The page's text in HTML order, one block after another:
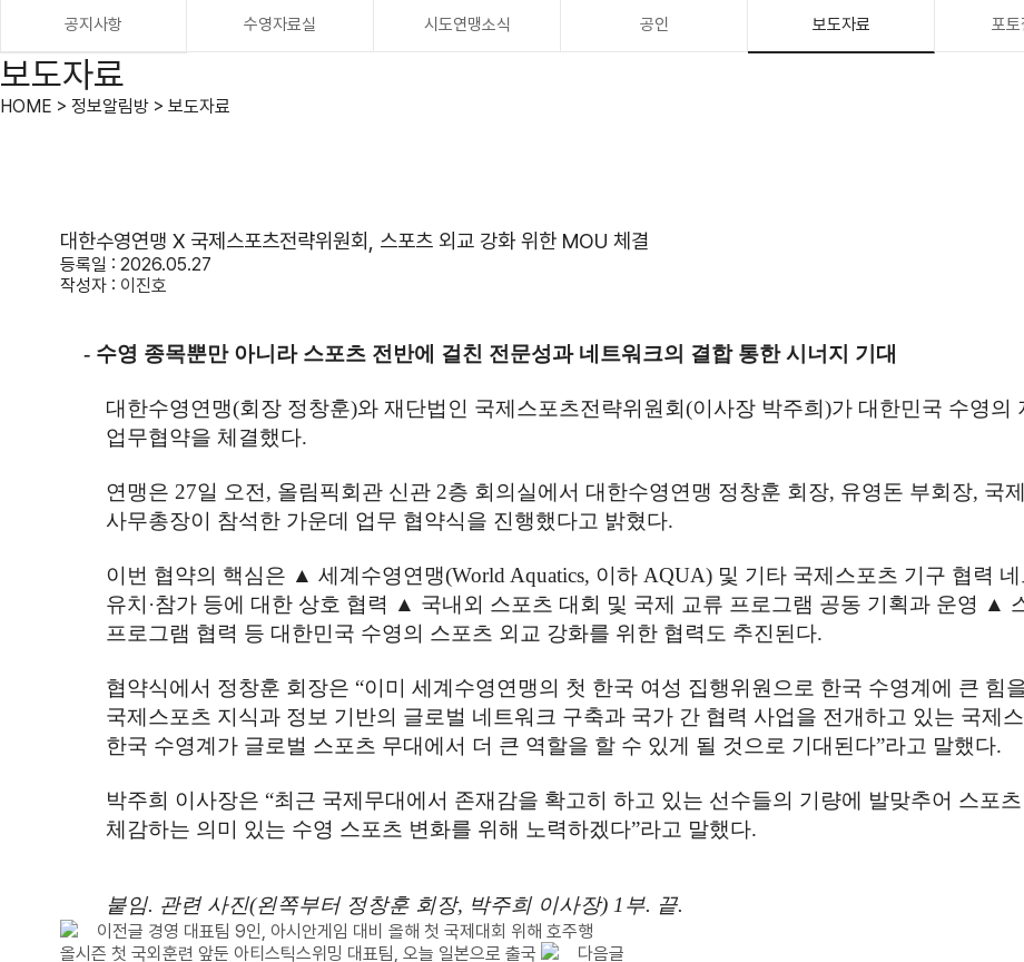
공지사항 수영자료실 시도연맹소식 공인 보도자료 포토
보도자료
HOME > 정보알림방 > 보도자료
대한수영연맹 X 국제스포츠전략위원회, 스포츠 외교 강화 위한 MOU 체결
등록일 : 2026.05.27
작성자 : 이진호
- 수영 종목뿐만 아니라 스포츠 전반에 걸친 전문성과 네트워크의 결합 통한 시너지 기대
대한수영연맹(회장 정창훈)와 재단법인 국제스포츠전략위원회(이사장 박주희)가 대한민국 수영의
업무협약을 체결했다.
연맹은27일 오전, 올림픽회관 신관2층 회의실에서 대한수영연맹 정창훈 회장, 유영돈 부회장, 국
사무총장이 참석한 가운데 업무 협약식을 진행했다고 밝혔다.
이번 협약의 핵심은 ▲세계수영연맹(World Aquatics, 이하AQUA) 및 기타 국제스포츠 기구 협력
유치 ·참가 등에 대한 상호 협력 ▲ 국내외 스포츠 대회 및 국제 교류 프로그램 공동 기획과 운영 ▲
프로그램 협력 등 대한민국 수영의 스포츠 외교 강화를 위한 협력도 추진된다.
협약식에서 정창훈 회장은 “이미 세계수영연맹의 첫 한국 여성 집행위원으로 한국 수영계에 큰 힘
국제스포츠 지식과 정보 기반의 글로벌 네트워크 구축과 국가 간 협력 사업을 전개하고 있는 국제
한국 수영계가 글로벌 스포츠 무대에서 더 큰 역할을 할 수 있게 될 것으로 기대된다”라고 말했다.
박주희 이사장은 “최근 국제무대에서 존재감을 확고히 하고 있는 선수들의 기량에 발맞추어 스포
체감하는 의미 있는 수영 스포츠 변화를 위해 노력하겠다”라고 말했다.
붙임. 관련 사진(왼쪽부터 정창훈 회장, 박주희 이사장) 1부. 끝.
이전글 경영 대표팀 9인, 아시안게임 대비 올해 첫 국제대회 위해 호주행
올시즌 첫 국외훈련 앞둔 아티스틱스위밍 대표팀, 오늘 일본으로 출국
다음글